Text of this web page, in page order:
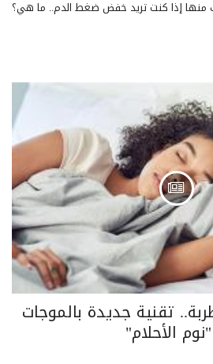
تقنية جديدة بالموجات
الأحلام"